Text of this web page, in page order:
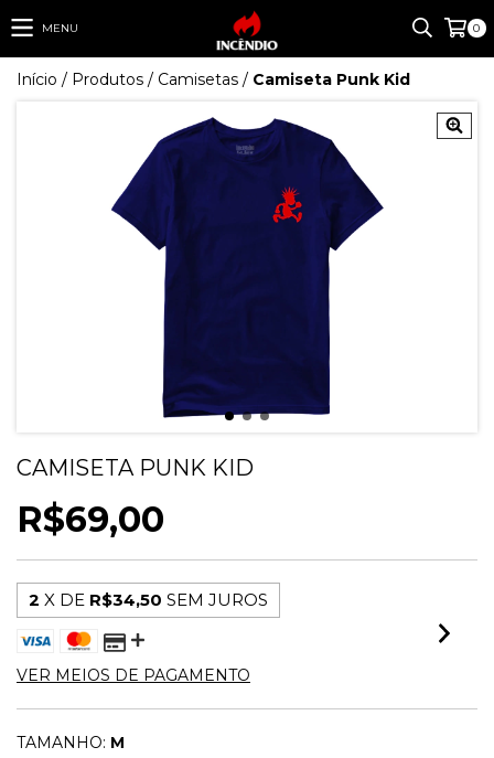
MENU 0
Início / Produtos / Camisetas / Camiseta Punk Kid
CAMISETA PUNK KID
R$69,00
2 X DE R$34,50 SEM JUROS
VER MEIOS DE PAGAMENTO
TAMANHO: M